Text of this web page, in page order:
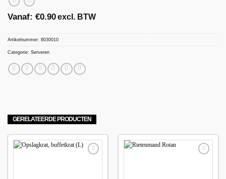
Vanaf: €0.90excl. BTW
Artikelnummer: 8030010
Categorie: Serveren
GERELATEERDE PRODUCTEN